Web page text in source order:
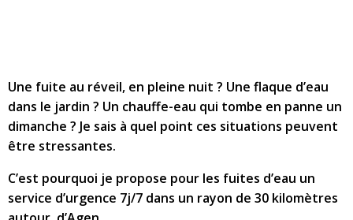
Une fuite au réveil, en pleine nuit ? Une flaque d’eau
dans le jardin ? Un chauffe-eau qui tombe en panne un
dimanche ? Je sais à quel point ces situations peuvent
être stressantes.
C’est pourquoi je propose pour les fuites d’eau un
service d’urgence 7j/7 dans un rayon de 30 kilomètres